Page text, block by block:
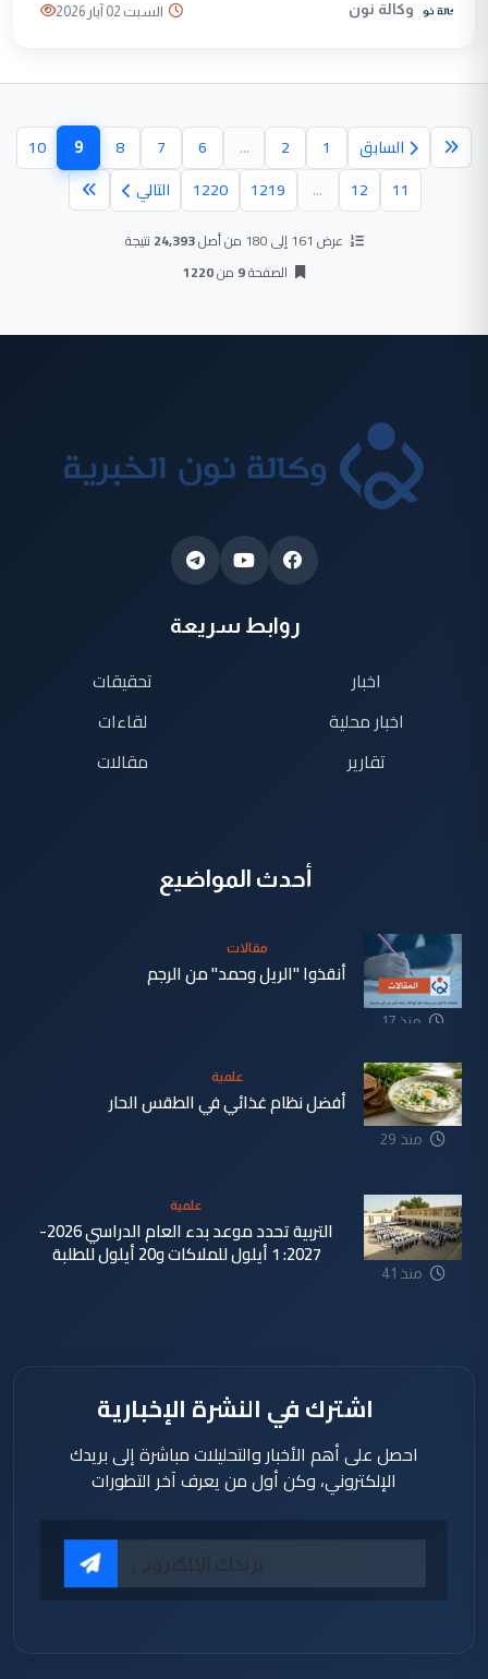
وكالة نون السبت 02 آيار 2026
السابق 1
2
...
6
7
8
9(الصفحة
10
11
12
...
1219
1220 التالي
عرض 161 إلى 180 من أصل 24,393 نتيجة
الصفحة9 من1220
روابط سريعة
اخبار
اخبار محلية
تقارير
تحقيقات
لقاءات
مقالات
أحدث المواضيع
منذ 17
مقالات
أنقذوا "الريل وحمد" من الرجم
منذ 29
علمية
أفضل نظام غذائي في الطقس الحار
منذ 41
علمية
التربية تحدد موعد بدء العام الدراسي 2026-
2027: 1 أيلول للملاكات و20 أيلول للطلبة
اشترك في النشرة الإخبارية
احصل على أهم الأخبار والتحليلات مباشرة إلى بريدك
الإلكتروني، وكن أول من يعرف آخر التطورات